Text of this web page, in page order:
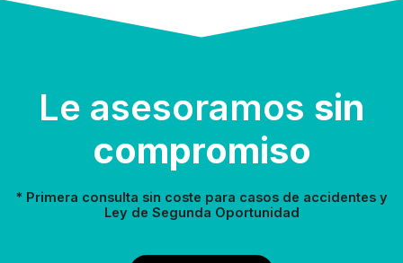
Le asesoramos sin
compromiso
* Primera consulta sin coste para casos de accidentes y
Ley de Segunda Oportunidad